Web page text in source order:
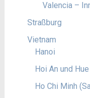
Valencia –
Straßburg
Vietnam
Hanoi
Hoi An und Hue
Ho Chi Minh